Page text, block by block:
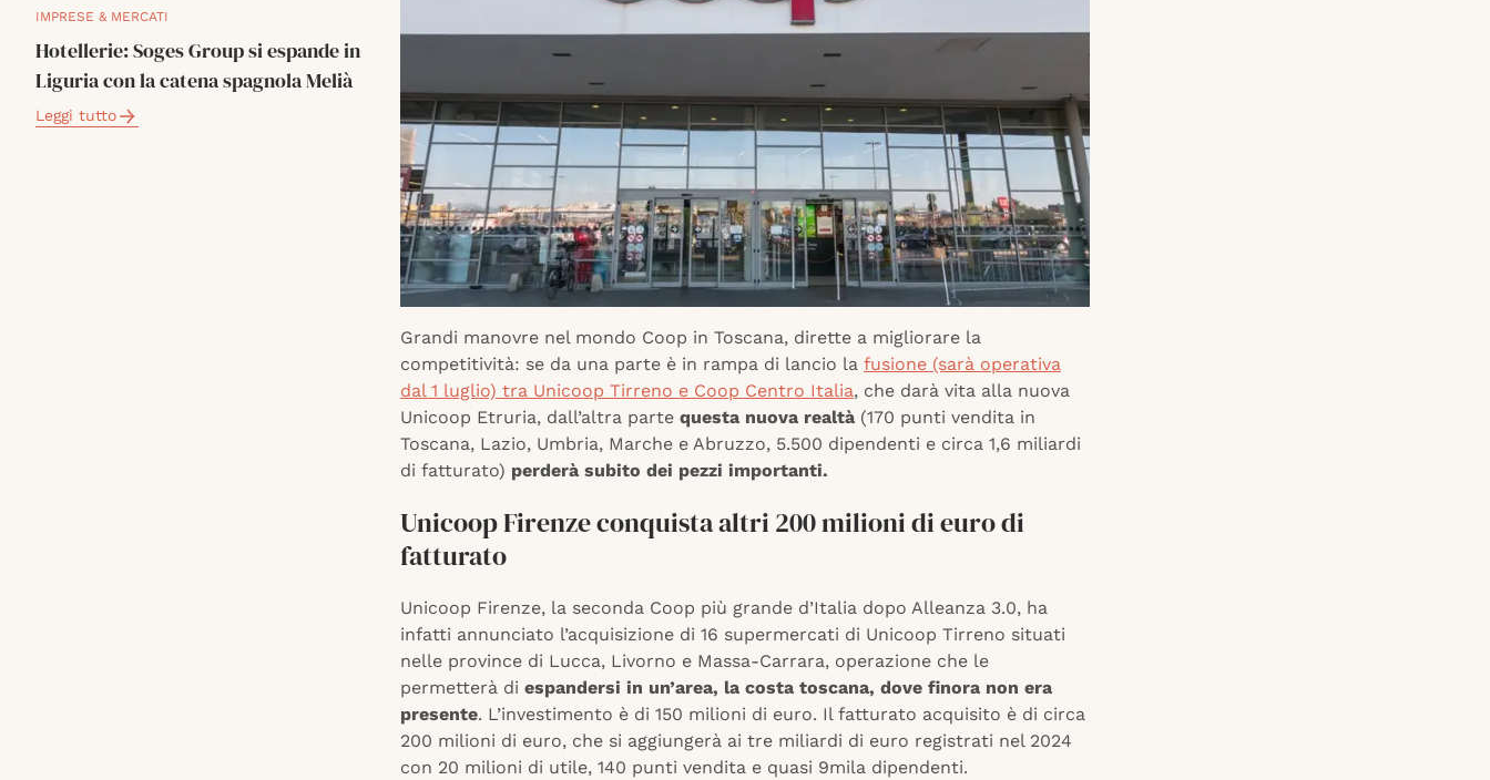
IMPRESE & MERCATI
Hotellerie: Soges Group si espande in
Liguria con la catena spagnola Melià
Leggi tutto
Grandi manovre nel mondo Coop in Toscana, dirette a migliorare la
competitività: se da una parte è in rampa di lancio la fusione (sarà operativa
dal 1 luglio) tra Unicoop Tirreno e Coop Centro Italia, che darà vita alla nuova
Unicoop Etruria, dall’altra parte questa nuova realtà (170 punti vendita in
Toscana, Lazio, Umbria, Marche e Abruzzo, 5.500 dipendenti e circa 1,6 miliardi
di fatturato) perderà subito dei pezzi importanti.
Unicoop Firenze conquista altri 200 milioni di euro di
fatturato
Unicoop Firenze, la seconda Coop più grande d’Italia dopo Alleanza 3.0, ha
infatti annunciato l’acquisizione di 16 supermercati di Unicoop Tirreno situati
nelle province di Lucca, Livorno e Massa-Carrara, operazione che le
permetterà di espandersi in un’area, la costa toscana, dove finora non era
presente. L’investimento è di 150 milioni di euro. Il fatturato acquisito è di circa
200 milioni di euro, che si aggiungerà ai tre miliardi di euro registrati nel 2024
con 20 milioni di utile, 140 punti vendita e quasi 9mila dipendenti.